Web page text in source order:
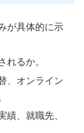
が具体的に示
れるか。
、オンライン
績、就職先、